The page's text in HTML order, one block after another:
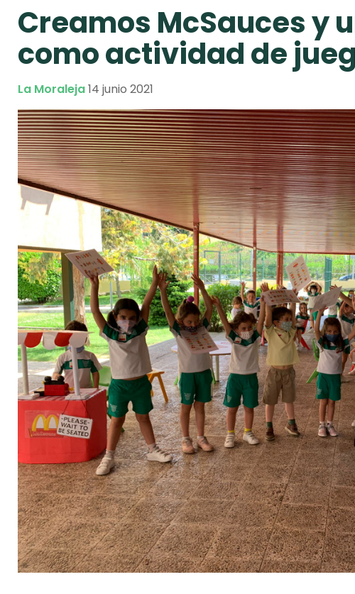
Creamos McSauces y
como actividad de
La Moraleja14 junio 2021